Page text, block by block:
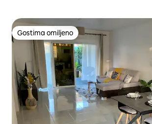
Gostima omiljeno
Gostima omiljeno